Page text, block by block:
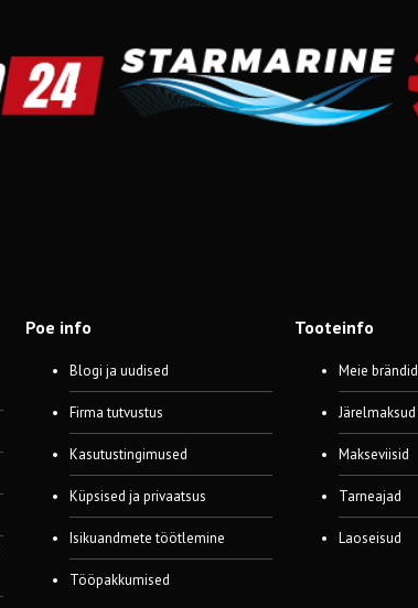
Poe info
Blogi ja uudised
Firma tutvustus
Kasutustingimused
Küpsised ja privaatsus
Isikuandmete töötlemine
Tööpakkumised
Tooteinfo
Meie brändid
Järelmaksud
Makseviisid
Tarneajad
Laoseisud